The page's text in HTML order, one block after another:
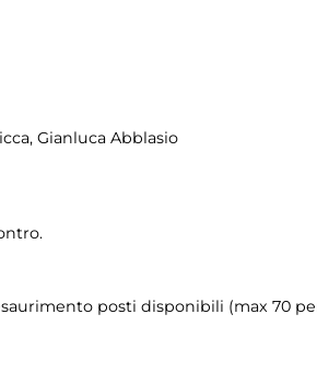
Gianluca Abblasio
posti disponibili (max 70